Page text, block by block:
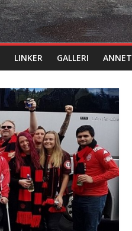
LINKER GALLERI ANNET